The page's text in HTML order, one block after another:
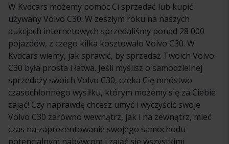
W Kvdcars możemy pomóc Ci sprzedać lub kupić
używany Volvo C30. W zeszłym roku na naszych
aukcjach internetowych sprzedaliśmy ponad 28 000
pojazdów, z czego kilka kosztowało Volvo C30. W
Kvdcars wiemy, jak sprawić, by sprzedaż Twoich Volvo
C30 była prosta i łatwa. Jeśli myślisz o samodzielnej
sprzedaży swoich Volvo C30, czeka Cię mnóstwo
czasochłonnego wysiłku, którym możemy się za Ciebie
zająć! Czy naprawdę chcesz umyć i wyczyścić swoje
Volvo C30 zarówno wewnątrz, jak i na zewnątrz, mieć
czas na zaprezentowanie swojego samochodu
potencjalnym nabywcom i zająć się wszystkimi